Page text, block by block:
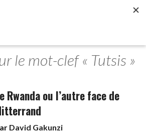
le mot-clef « Tutsis »
Rwanda ou l’autre face de
David Gakunzi